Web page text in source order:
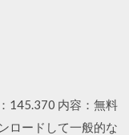
145.370 内容：無料
ロードして一般的な